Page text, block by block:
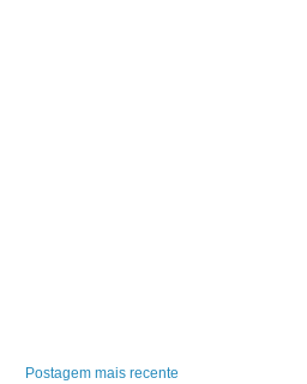
Postagem mais recente